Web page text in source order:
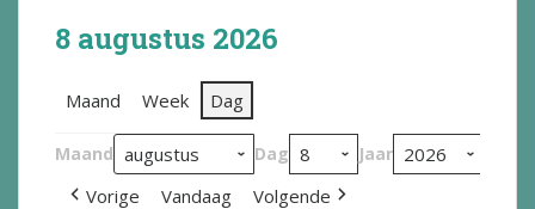
8 augustus 2026
Maand Week Dag
Maand Dag Jaar
Vorige Vandaag Volgende